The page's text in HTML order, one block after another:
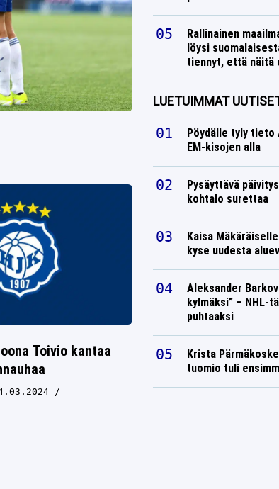
Toivio kantaa
Rallinainen
löysi
tiennyt, että näitä
LUETUIMMAT
Pöydälle tyly tieto
EM-kisojen alla
Pysäyttävä
kohtalo surettaa
Kaisa
kyse uudesta
Aleksander
kylmäksi” – NHL-
puhtaaksi
Krista
tuomio tuli